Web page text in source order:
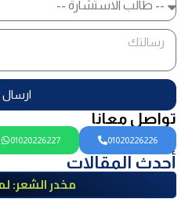
ارسال
تواصل معانا
01020226226
01020226227
أحدث المقالات
مخدر الشعر: